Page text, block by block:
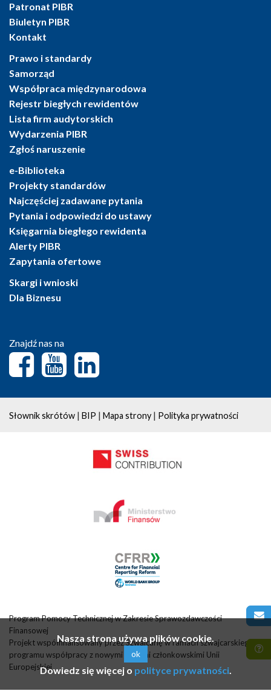
Patronat PIBR
Biuletyn PIBR
Kontakt
Prawo i standardy
Samorząd
Współpraca międzynarodowa
Rejestr biegłych rewidentów
Lista firm audytorskich
Wydarzenia PIBR
Zgłoś naruszenie
e-Biblioteka
Projekty standardów
Najczęściej zadawane pytania
Pytania i odpowiedzi do ustawy
Księgarnia biegłego rewidenta
Alerty PIBR
Zapytania ofertowe
Skargi i wnioski
Dla Biznesu
Znajdź nas na
Słownik skrótów | BIP | Mapa strony | Polityka prywatności
Program Pomocy Technicznej w Zakresie Sprawozdawczości
Finansowej
Projekt współfinansowany przez Szwajcarię w ramach szwajcarskiego
programu współpracy z nowymi krajami członkowskimi Unii
Europejskiej
Nasza strona używa plików cookie.
ok
Dowiedz się więcej o polityce prywatności.